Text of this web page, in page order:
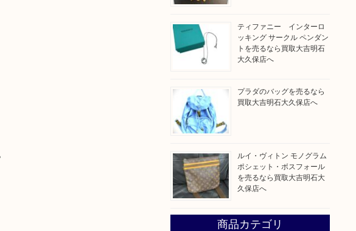
ティファニー インターロ
ッキング サークル ペンダン
トを売るなら買取大吉明石
大久保店へ
プラダのバッグを売るなら
買取大吉明石大久保店へ
ルイ・ヴィトン モノグラム
ポシェット・ボスフォール
を売るなら買取大吉明石大
久保店へ
商品カテゴリ